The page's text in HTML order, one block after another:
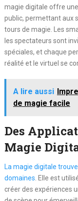
magie digitale offre
public, permettant aux
tours de magie. Les
les spectateurs sont
spéciales, et chaque
réalité et le virtuel se
A lire aussi
de magie facile
Des
Magie
La magie digitale
domaines . Elle est
créer des expériences